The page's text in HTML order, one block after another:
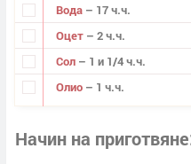
Вода – 17 ч.ч.
Оцет – 2 ч.ч.
Сол – 1 и 1/4 ч.ч.
Олио – 1 ч.ч.
Начин на приготвяне